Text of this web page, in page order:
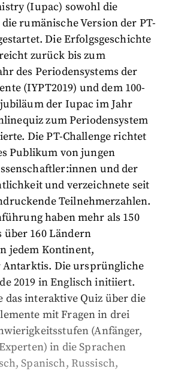
(Iupac) sowohl die
rumänische Version der PT-
Die Erfolgsgeschichte
zurück bis zum
des Periodensystems der
(IYPT2019) und dem 100-
der Iupac im Jahr
zum Periodensystem
Die PT-Challenge richtet
Publikum von jungen
und der
und verzeichnete seit
Teilnehmerzahlen.
haben mehr als 150
über 160 Ländern
jedem Kontinent,
Die ursprüngliche
2019 in Englisch initiiert.
interaktive Quiz über die
mit Fragen in drei
(Anfänger,
in die Sprachen
Spanisch, Russisch,